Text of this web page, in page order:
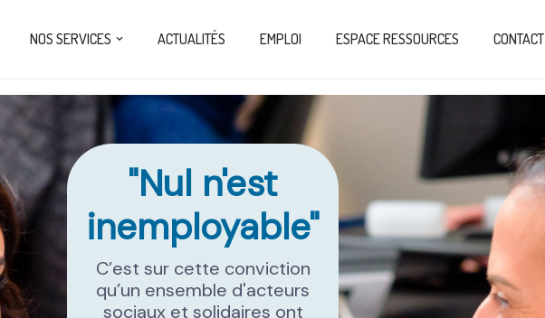
NOS SERVICES ACTUALITÉS EMPLOI ESPACE RESSOURCES CONTACT
"Nul n'est
inemployable"
C’est sur cette conviction
qu’un ensemble d'acteurs
sociaux et solidaires ont